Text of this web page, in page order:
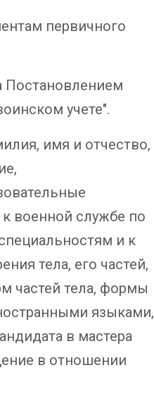
первичного
Постановлением
учете".
имя и отчество,
военной службе по
и к
тела, его частей,
частей тела, формы
языками,
в мастера
в отношении